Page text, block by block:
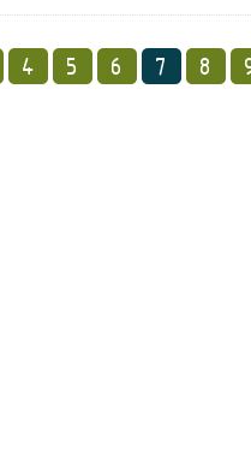
4 5 6 7 8